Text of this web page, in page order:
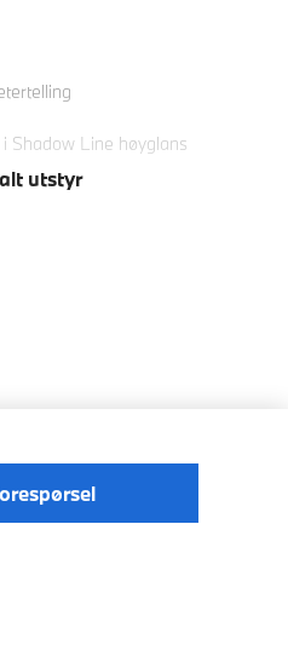
Shadow Line høyglans
utstyr